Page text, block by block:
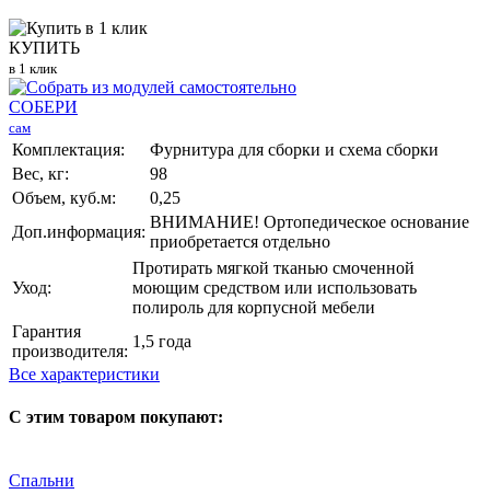
КУПИТЬ
в 1 клик
СОБЕРИ
сам
Комплектация:
Фурнитура для сборки и схема сборки
Вес, кг:
98
Объем, куб.м:
0,25
Доп.информация:
ВНИМАНИЕ! Ортопедическое основание
приобретается отдельно
Уход:
Протирать мягкой тканью смоченной
моющим средством или использовать
полироль для корпусной мебели
Гарантия
производителя:
1,5 года
Все характеристики
С этим товаром покупают:
Спальни